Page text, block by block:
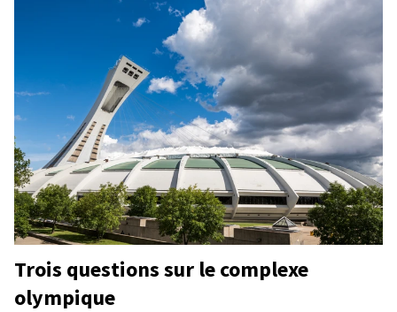
Trois questions sur le complexe
olympique